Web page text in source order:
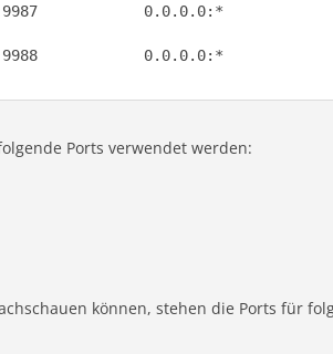
0.0.0.0:*
0.0.0.0:*
Ports verwendet werden:
können, stehen die Ports für